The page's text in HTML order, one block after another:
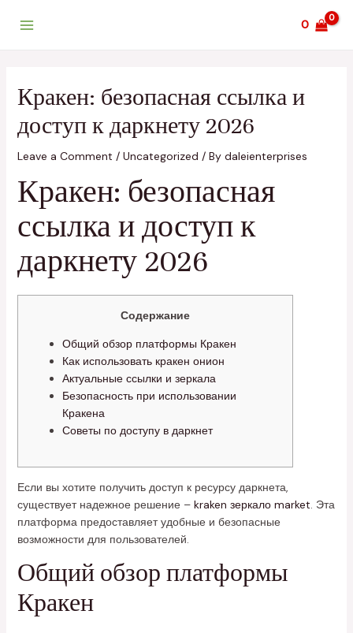
0
Кракен: безопасная ссылка и
доступ к даркнету 2026
Leave a Comment / Uncategorized / By daleienterprises
Кракен: безопасная
ссылка и доступ к
даркнету 2026
Содержание
Общий обзор платформы Кракен
Как использовать кракен онион
Актуальные ссылки и зеркала
Безопасность при использовании
Кракена
Советы по доступу в даркнет
Если вы хотите получить доступ к ресурсу даркнета,
существует надежное решение – kraken зеркало market. Эта
платформа предоставляет удобные и безопасные
возможности для пользователей.
Общий обзор платформы
Кракен